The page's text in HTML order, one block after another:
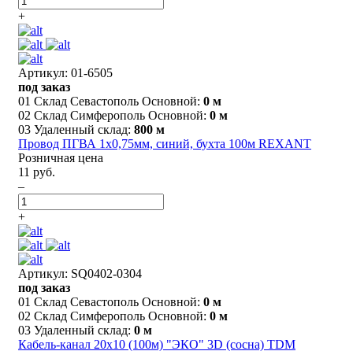
+
Артикул: 01-6505
под заказ
01 Склад Севастополь Основной: 0 м
02 Склад Симферополь Основной: 0 м
03 Удаленный склад: 800 м
Провод ПГВА 1х0,75мм, синий, бухта 100м REXANT
Розничная цена
11 руб.
–
+
Артикул: SQ0402-0304
под заказ
01 Склад Севастополь Основной: 0 м
02 Склад Симферополь Основной: 0 м
03 Удаленный склад: 0 м
Кабель-канал 20х10 (100м) "ЭКО" 3D (сосна) TDM